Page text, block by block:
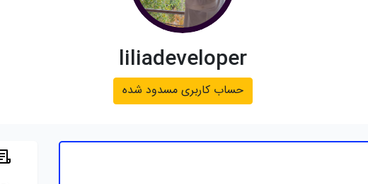
liliadeveloper
حساب کاربری مسدود شده